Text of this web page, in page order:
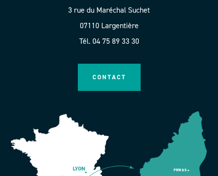
3 rue du Maréchal Suchet
07110 Largentière
Tél. 04 75 89 33 30
CONTACT